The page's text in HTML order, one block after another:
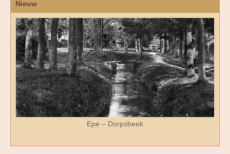
Nieuw
Epe – Dorpsbeek